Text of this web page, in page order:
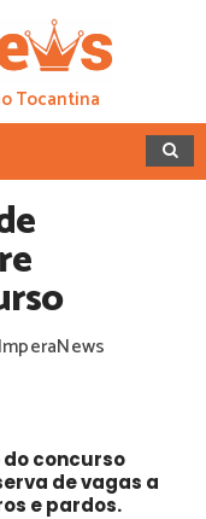
Tocantina
concurso
de vagas a
e pardos.